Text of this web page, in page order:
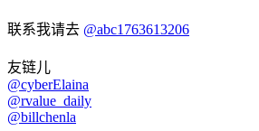
联系我请去 @abc1763613206
友链儿
@cyberElaina
@rvalue_daily
@billchenla